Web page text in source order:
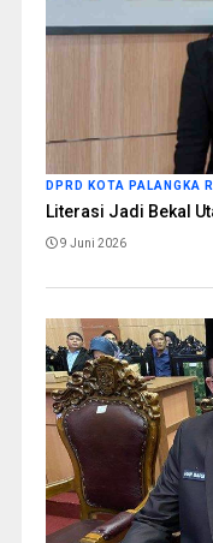
DPRD KOTA PALANGKA
Literasi Jadi Bekal
9 Juni 2026